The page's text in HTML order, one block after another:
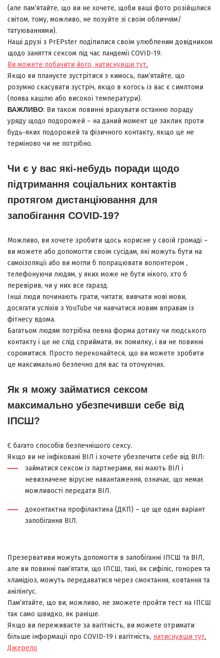
(але пам’ятайте, що ви не хочете, щоби ваші фото розійшлися
світом, тому, можливо, не позуйте зі своїм обличчям/
татуюваннями).
Наші друзі з PrEPster поділилися своїм улюбленим довідником
щодо заняття сексом під час пандемії COVID-19.
Ви можете побачити його, натиснувши тут.
Якщо ви плануєте зустрітися з кимось, пам’ятайте, що
розумно скасувати зустріч, якщо в когось із вас є симптоми
(поява кашлю або високої температури).
ВАЖЛИВО: Ви також повинні врахувати останню пораду
уряду щодо подорожей – на даний момент це заклик проти
будь-яких подорожей та фізичного контакту, якщо це не
терміново чи не потрібно.
Чи є у вас які-небудь поради щодо
підтримання соціальних контактів
протягом дистанціювання для
запобігання COVID-19?
Можливо, ви хочете зробити щось корисне у своїй громаді –
ви можете або допомогти своїм сусідам, які можуть бути на
самоізоляції або ви могли б попрацювати волонтером ,
телефонуючи людям, у яких може не бути нікого, хто б
перевірив, чи у них все гаразд.
Інші люди починають грати, читати, вивчати нові мови,
досягати успіхів з YouTube чи навчатися новим вправам із
фітнесу вдома.
Багатьом людям потрібна певна форма дотику чи людського
контакту і це не слід сприймати, як помилку, і ви не повинні
соромитися. Просто переконайтеся, що ви можете зробити
це максимально безпечно для вас та оточуючих.
Як я можу займатися сексом
максимально убезпечивши себе від
ІПСШ?
Є багато способів безпечнішого сексу.
Якщо ви не інфіковані ВІЛ і хочете убезпечити себе від ВІЛ:
займатися сексом із партнерами, які мають ВІЛ і
невизначене вірусне навантаження, означає, що немає
можливості передати ВІЛ.
доконтактна профілактика (ДКП) – це ще один варіант
запобігання ВІЛ.
Презервативи можуть допомогти в запобіганні ІПСШ та ВІЛ,
але ви повинні пам’ятати, що ІПСШ, такі, як сифіліс, гонорея та
хламідіоз, можуть передаватися через смоктання, ковтання та
анілінгус.
Пам’ятайте, що ви, можливо, не зможете пройти тест на ІПСШ
так само швидко, як раніше.
Якщо ви переживаєте за вагітність, ви можете отримати
більше інформації про COVID-19 і вагітність, натиснувши тут.
Джерело